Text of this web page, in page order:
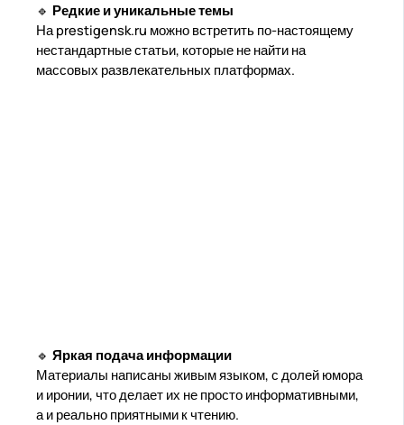
🔹 Редкие и уникальные темы
На prestigensk.ru можно встретить по-настоящему
нестандартные статьи, которые не найти на
массовых развлекательных платформах.
🔹 Яркая подача информации
Материалы написаны живым языком, с долей юмора
и иронии, что делает их не просто информативными,
а и реально приятными к чтению.